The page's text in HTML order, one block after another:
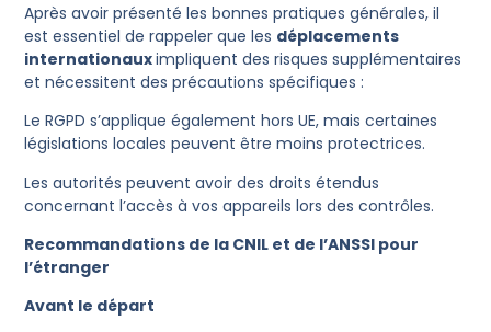
Après avoir présenté les bonnes pratiques générales, il
est essentiel de rappeler que les déplacements
internationauximpliquent des risques supplémentaires
et nécessitent des précautions spécifiques :
Le RGPD s’applique également hors UE, mais certaines
législations locales peuvent être moins protectrices.
Les autorités peuvent avoir des droits étendus
concernant l’accès à vos appareils lors des contrôles.
Recommandations de la CNIL et de l’ANSSI pour
l’étranger
Avant le départ